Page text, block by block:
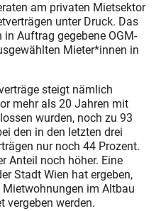
am privaten Mietsektor
unter Druck. Das
Auftrag gegebene OGM-
Mieter*innen in
steigt nämlich
mehr als 20 Jahren mit
wurden, noch zu 93
den in den letzten drei
nur noch 44 Prozent.
Anteil noch höher. Eine
Stadt Wien hat ergeben,
im Altbau
vergeben werden.